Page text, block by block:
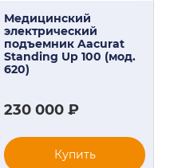
Медицинский
электрический
подъемник Aacurat
Standing Up 100 (мод.
620)
230 000 ₽
Купить